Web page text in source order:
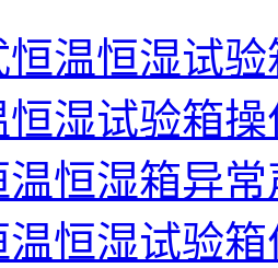
恒温恒湿试
恒湿试验箱
温恒湿箱异
恒湿试验